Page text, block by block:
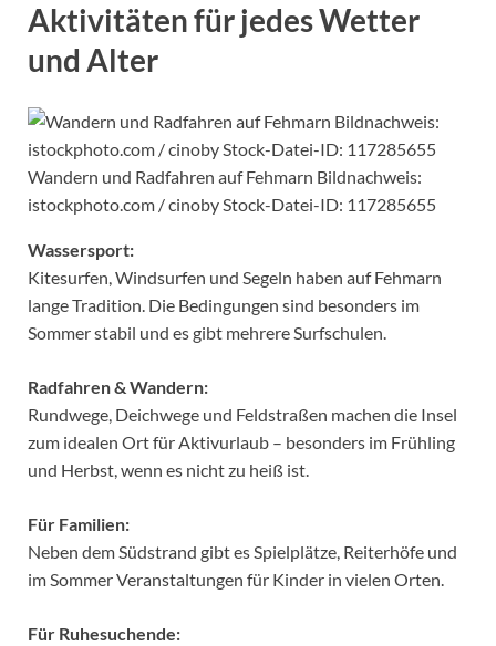
Aktivitäten für jedes Wetter
und Alter
Wandern und Radfahren auf Fehmarn Bildnachweis:
istockphoto.com / cinoby Stock-Datei-ID: 117285655
Wassersport:
Kitesurfen, Windsurfen und Segeln haben auf Fehmarn
lange Tradition. Die Bedingungen sind besonders im
Sommer stabil und es gibt mehrere Surfschulen.
Radfahren & Wandern:
Rundwege, Deichwege und Feldstraßen machen die Insel
zum idealen Ort für Aktivurlaub – besonders im Frühling
und Herbst, wenn es nicht zu heiß ist.
Für Familien:
Neben dem Südstrand gibt es Spielplätze, Reiterhöfe und
im Sommer Veranstaltungen für Kinder in vielen Orten.
Für Ruhesuchende: